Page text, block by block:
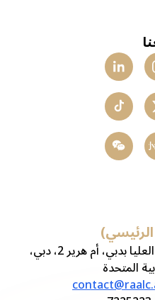
小
المكتب 312، مجمع المحكمة العليا بدبي، أم هرير 2، دبي،
المتحدة